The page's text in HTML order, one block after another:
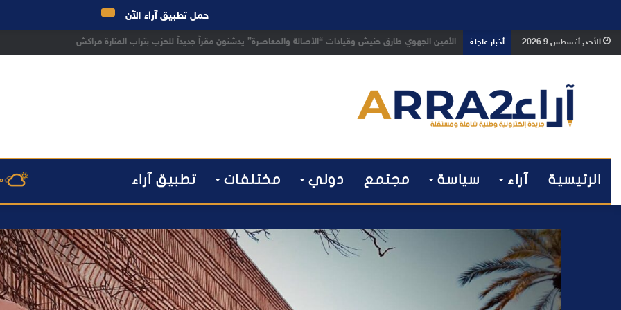
الأحد, أغسطس 9 2026 أخبار عاجلة بعد تداول فيديو يوثق العملية.. أمن مراكش يطيح بقاصر مشتبه في تورطه في سرقة مسلحة..
الرئيسية آراء سياسة مجتمع دولي مختلفات تطبيق آراء
حمل تطبيق آراء الآن